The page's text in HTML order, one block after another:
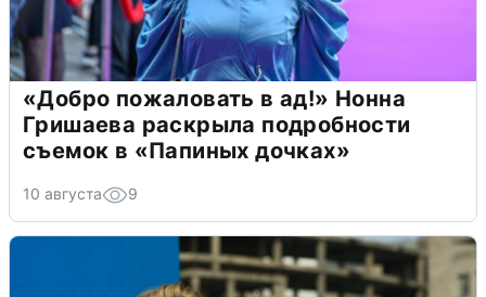
«Добро пожаловать в ад!» Нонна
Гришаева раскрыла подробности
съемок в «Папиных дочках»
10 августа 9